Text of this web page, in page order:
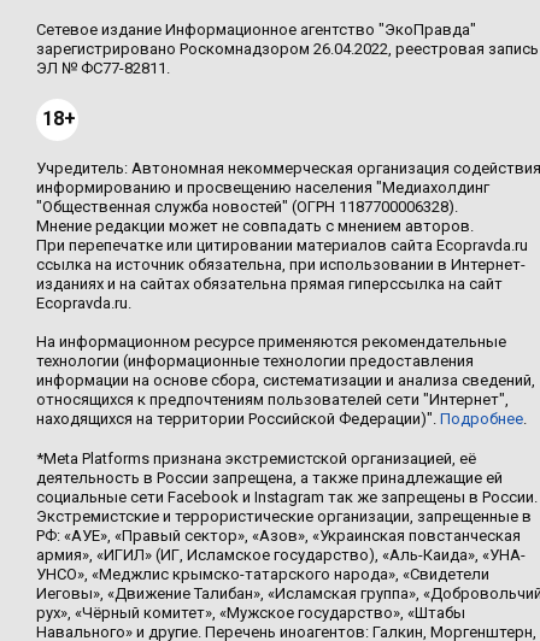
Сетевое издание Информационное агентство "ЭкоПравда"
зарегистрировано Роскомнадзором 26.04.2022, реестровая запись
ЭЛ № ФС77-82811.
18+
Учредитель: Автономная некоммерческая организация содействия
информированию и просвещению населения "Медиахолдинг
"Общественная служба новостей" (ОГРН 1187700006328).
Мнение редакции может не совпадать с мнением авторов.
При перепечатке или цитировании материалов сайта Ecopravda.ru
ссылка на источник обязательна, при использовании в Интернет-
изданиях и на сайтах обязательна прямая гиперссылка на сайт
Ecopravda.ru.
На информационном ресурсе применяются рекомендательные
технологии (информационные технологии предоставления
информации на основе сбора, систематизации и анализа сведений,
относящихся к предпочтениям пользователей сети "Интернет",
находящихся на территории Российской Федерации)". Подробнее.
*Meta Platforms признана экстремистской организацией, её
деятельность в России запрещена, а также принадлежащие ей
социальные сети Facebook и Instagram так же запрещены в России.
Экстремистские и террористические организации, запрещенные в
РФ: «АУЕ», «Правый сектор», «Азов», «Украинская повстанческая
армия», «ИГИЛ» (ИГ, Исламское государство), «Аль-Каида», «УНА-
УНСО», «Меджлис крымско-татарского народа», «Свидетели
Иеговы», «Движение Талибан», «Исламская группа»,
рух», «Чёрный комитет», «Мужское государство», «Штабы
Навального» и другие. Перечень иноагентов: Галкин, Моргенштерн,